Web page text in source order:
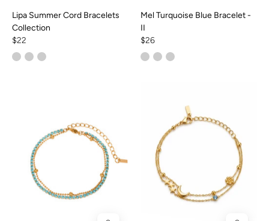
Lipa Summer Cord Bracelets
Collection
$22
Mel Turquoise Blue Bracelet -
II
$26